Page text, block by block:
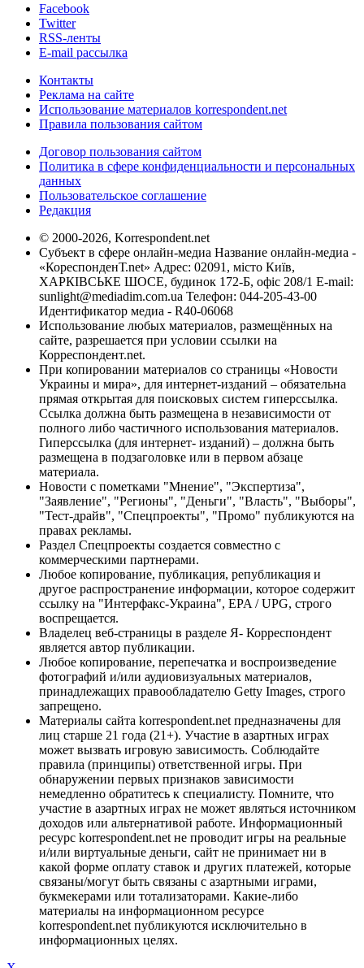
Facebook
Twitter
RSS-ленты
E-mail рассылка
Контакты
Реклама на сайте
Использование материалов korrespondent.net
Правила пользования сайтом
Договор пользования сайтом
Политика в сфере конфиденциальности и персональных
данных
Пользовательское соглашение
Редакция
© 2000-2026, Korrespondent.net
Субъект в сфере онлайн-медиа Название онлайн-медиа -
«КореспонденТ.net» Адрес: 02091, місто Київ,
ХАРКІВСЬКЕ ШОСЕ, будинок 172-Б, офіс 208/1 E-mail:
sunlight@mediadim.com.ua Телефон: 044-205-43-00
Идентификатор медиа - R40-06068
Использование любых материалов, размещённых на
сайте, разрешается при условии ссылки на
Корреспондент.net.
При копировании материалов со страницы «Новости
Украины и мира», для интернет-изданий – обязательна
прямая открытая для поисковых систем гиперссылка.
Ссылка должна быть размещена в независимости от
полного либо частичного использования материалов.
Гиперссылка (для интернет- изданий) – должна быть
размещена в подзаголовке или в первом абзаце
материала.
Новости с пометками "Мнение", "Экспертиза",
"Заявление", "Регионы", "Деньги", "Власть", "Выборы",
"Тест-драйв", "Спецпроекты", "Промо" публикуются на
правах рекламы.
Раздел Спецпроекты создается совместно с
коммерческими партнерами.
Любое копирование, публикация, републикация и
другое распространение информации, которое содержит
ссылку на "Интерфакс-Украина", EPA / UPG, строго
воспрещается.
Владелец веб-страницы в разделе Я- Корреспондент
является автор публикации.
Любое копирование, перепечатка и воспроизведение
фотографий и/или аудиовизуальных материалов,
принадлежащих правообладателю Getty Images, строго
запрещено.
Материалы сайта korrespondent.net предназначены для
лиц старше 21 года (21+). Участие в азартных играх
может вызвать игровую зависимость. Соблюдайте
правила (принципы) ответственной игры. При
обнаружении первых признаков зависимости
немедленно обратитесь к специалисту. Помните, что
участие в азартных играх не может являться источником
доходов или альтернативой работе. Информационный
ресурс korrespondent.net не проводит игры на реальные
и/или виртуальные деньги, сайт не принимает ни в
какой форме оплату ставок и других платежей, которые
связаны/могут быть связаны с азартными играми,
букмекерами или тотализаторами. Какие-либо
материалы на информационном ресурсе
korrespondent.net публикуются исключительно в
информационных целях.